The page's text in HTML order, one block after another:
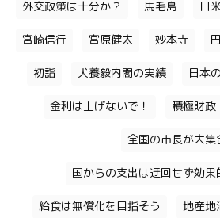
外交政策は十分か？ 馬毛島 日
宮崎信行 宮原健太 妙本寺
初詣 犬養毅内閣の実績 日本
金利は上げないで！ 積極財政
全国の市長が大集
国からの支出は迂回せず効
給食は無償化を目指そう 地産地